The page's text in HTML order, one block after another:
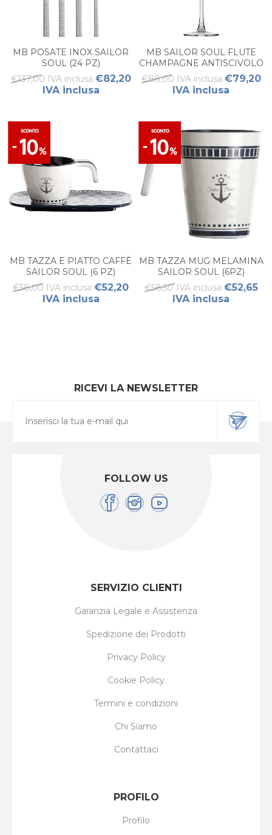
MB POSATE INOX SAILOR
SOUL (24 PZ)
€137,00 IVA inclusa €82,20
IVA inclusa
MB SAILOR SOUL FLUTE
CHAMPAGNE ANTISCIVOLO
ECOZEN (SET 6PZ)
€88,00 IVA inclusa €79,20
IVA inclusa
MB TAZZA E PIATTO CAFFÈ
SAILOR SOUL (6 PZ)
€58,00 IVA inclusa €52,20
IVA inclusa
MB TAZZA MUG MELAMINA
SAILOR SOUL (6PZ)
€58,50 IVA inclusa €52,65
IVA inclusa
RICEVI LA NEWSLETTER
FOLLOW US
SERVIZIO CLIENTI
Garanzia Legale e Assistenza
Spedizione dei Prodotti
Privacy Policy
Cookie Policy
Termini e condizioni
Chi Siamo
Contattaci
PROFILO
Profilo